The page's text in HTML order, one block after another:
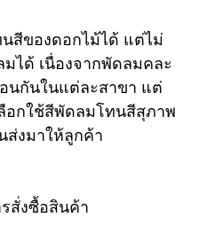
สีของดอกไม้ได้ แต่ไม่
ได้ เนื่องจากพัดลมคละ
นกันในแต่ละสาขา แต่
อกใช้สีพัดลมโทนสีสุภาพ
ส่งมาให้ลูกค้า
สั่งซื้อสินค้า